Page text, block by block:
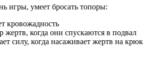
игры, умеет бросать топоры:
кровожадность
жертв, когда они спускаются в подвал
силу, когда насаживает жертв на крюк